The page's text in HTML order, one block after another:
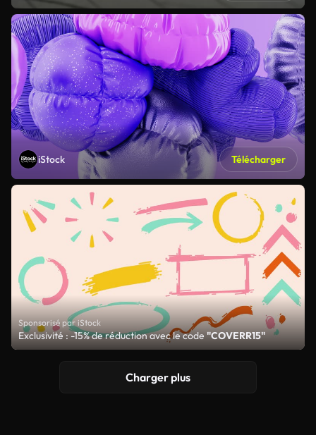
iStock Télécharger
Sponsorisé par iStock
Exclusivité : -15% de réduction avec le code"COVERR15"
Charger plus